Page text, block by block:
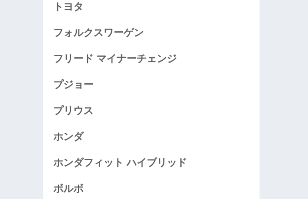
トヨタ
フォルクスワーゲン
フリード マイナーチェンジ
プジョー
プリウス
ホンダ
ホンダフィット ハイブリッド
ボルボ